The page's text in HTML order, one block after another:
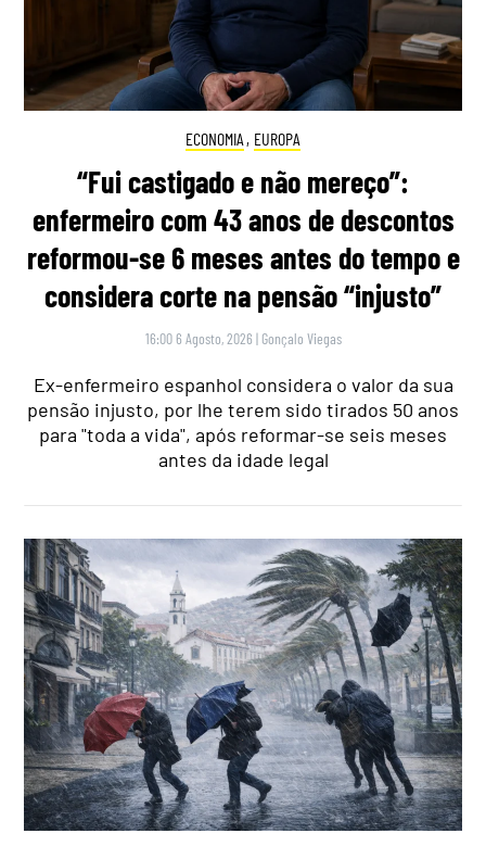
ECONOMIA , EUROPA
“Fui castigado e não mereço”:
enfermeiro com 43 anos de descontos
reformou-se 6 meses antes do tempo e
considera corte na pensão “injusto”
16:00 6 Agosto, 2026 | Gonçalo Viegas
Ex-enfermeiro espanhol considera o valor da sua
pensão injusto, por lhe terem sido tirados 50 anos
para "toda a vida", após reformar-se seis meses
antes da idade legal